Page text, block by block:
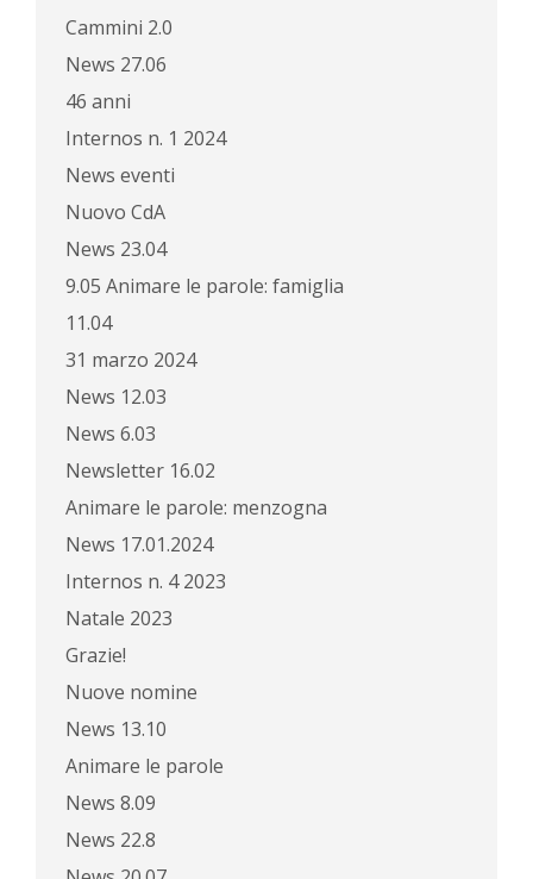
Cammini 2.0
News 27.06
46 anni
Internos n. 1 2024
News eventi
Nuovo CdA
News 23.04
9.05 Animare le parole: famiglia
11.04
31 marzo 2024
News 12.03
News 6.03
Newsletter 16.02
Animare le parole: menzogna
News 17.01.2024
Internos n. 4 2023
Natale 2023
Grazie!
Nuove nomine
News 13.10
Animare le parole
News 8.09
News 22.8